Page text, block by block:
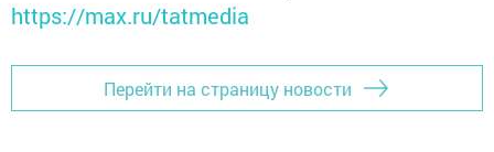
https://max.ru/tatmedia
Перейти на страницу новости